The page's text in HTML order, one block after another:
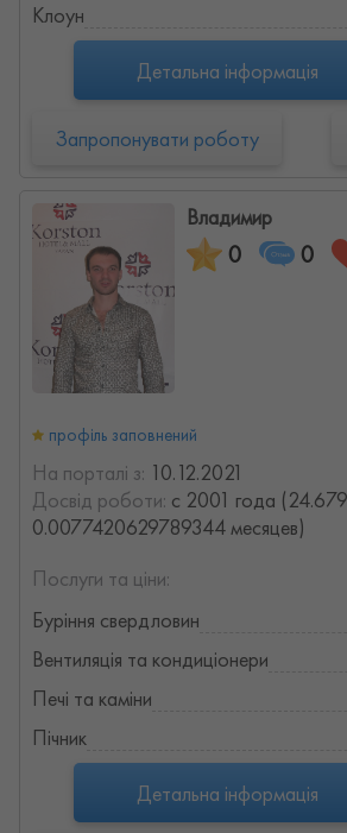
Клоун
Детальна інформація
Запропонувати роботу
Владимир
0 0
профіль заповнений
На порталі з: 10.12.2021
Досвід роботи: с 2001 года
0.0077420629789344 месяцев)
Послуги та ціни:
Буріння свердловин
Вентиляція та кондиціонери
Печі та каміни
Пічник
Детальна інформація